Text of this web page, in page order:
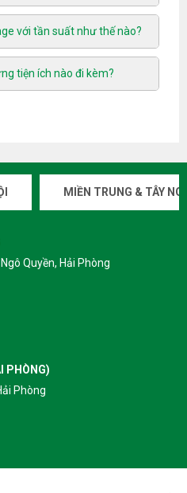
với tần suất như thế nào?
tiện ích nào đi kèm?
MIỀN TRUNG & TÂY
Quyền, Hải Phòng
PHÒNG)
Phòng